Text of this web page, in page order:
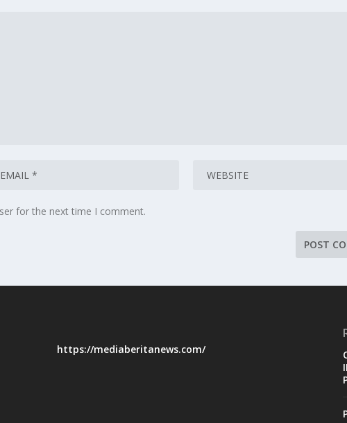
for the next time I comment.
https://mediaberitanews.com/